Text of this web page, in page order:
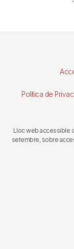
Política de
Lloc web accessible
setembre, sobre